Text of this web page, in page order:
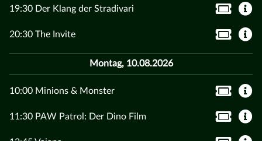
19:30 Der Klang der Stradivari
20:30 The Invite
Montag, 10.08.2026
10:00 Minions & Monster
11:30 PAW Patrol: Der Dino Film